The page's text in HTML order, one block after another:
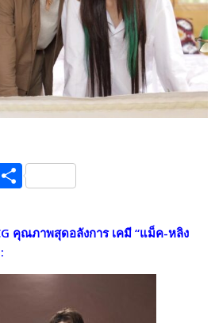
S
h
ar
คุณภาพสุดอลังการ เคมี “แม็ค-หลิง